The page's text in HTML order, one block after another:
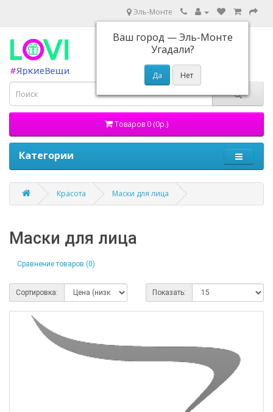
Эль-Монте
Ваш город —Эль-Монте
Угадали?
Товаров 0 (0р.)
Категории
Красота Маски для лица
Маски для лица
Сравнение товаров (0)
Сортировка: Показать: